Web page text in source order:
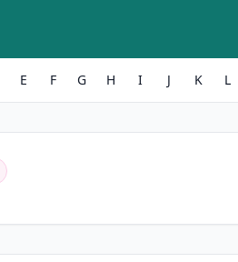
E F G H I J K L